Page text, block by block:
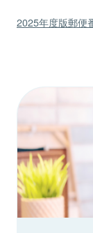
2025年度版郵便